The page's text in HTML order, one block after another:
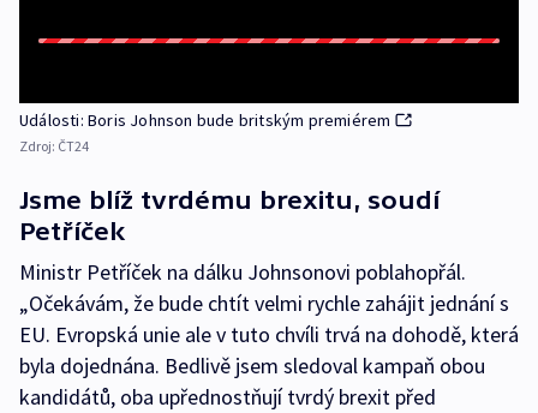
Události: Boris Johnson bude britským premiérem
Zdroj: ČT24
Jsme blíž tvrdému brexitu, soudí
Petříček
Ministr Petříček na dálku Johnsonovi poblahopřál.
„Očekávám, že bude chtít velmi rychle zahájit jednání s
EU. Evropská unie ale v tuto chvíli trvá na dohodě, která
byla dojednána. Bedlivě jsem sledoval kampaň obou
kandidátů, oba upřednostňují tvrdý brexit před